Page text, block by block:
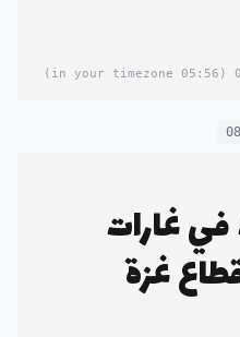
(05:56 in your timezone)
غارات
غزة